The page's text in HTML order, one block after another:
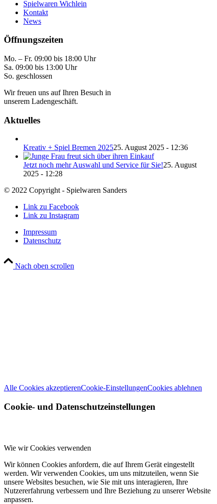
Spielwaren Wichlein
Kontakt
News
Öffnungszeiten
Mo. – Fr. 09:00 bis 18:00 Uhr
Sa. 09:00 bis 13:00 Uhr
So. geschlossen
Wir freuen uns auf Ihren Besuch in
unserem Ladengeschäft.
Aktuelles
Kreativ + Spiel Bremen 202525. August 2025 - 12:36
Jetzt noch mehr Auswahl und Service für Sie!25. August
2025 - 12:28
© 2022 Copyright - Spielwaren Sanders
Link zu Facebook
Link zu Instagram
Impressum
Datenschutz
Nach oben scrollen
Alle Cookies akzeptierenCookie-EinstellungenCookies ablehnen
Cookie- und Datenschutzeinstellungen
Wie wir Cookies verwenden
Wir können Cookies anfordern, die auf Ihrem Gerät eingestellt
werden. Wir verwenden Cookies, um uns mitzuteilen, wenn Sie
unsere Websites besuchen, wie Sie mit uns interagieren, Ihre
Nutzererfahrung verbessern und Ihre Beziehung zu unserer Website
anpassen.